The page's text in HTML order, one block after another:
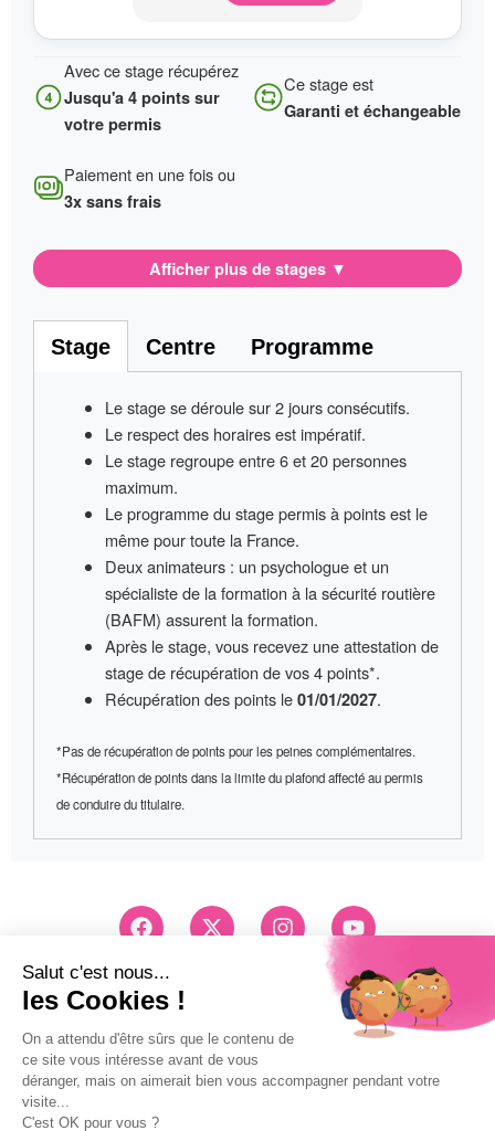
Avec ce stage récupérez
Jusqu'a 4 points sur
votre permis
Ce stage est
Garanti et échangeable
Paiement en une fois ou
3x sans frais
Afficher plus de stages ▼
Stage Centre Programme
Le stage se déroule sur2 jours consécutifs.
Le respect des horaires est impératif.
Le stage regroupe entre6 et 20 personnes
maximum.
Le programme du stage permis à pointsest le
même pour toute la France.
Deux animateurs: un psychologue et un
spécialiste de la formation à la sécurité routière
(BAFM) assurent la formation.
Après le stage, vous recevez uneattestation de
stagede récupération de vos 4 points*.
Récupération des points le 01/01/2027.
*Pas de récupération de points pour les peines complémentaires.
*Récupération de points dans la limite du plafond affecté au permis
de conduire du titulaire.
F
a
e
b
o
k
X
-
t
e
r
I
n
r
m
Y
o
t
u
b
03 83 26 83 83
Pri d'un appel local
Mentions légales
Politique de confidentialité